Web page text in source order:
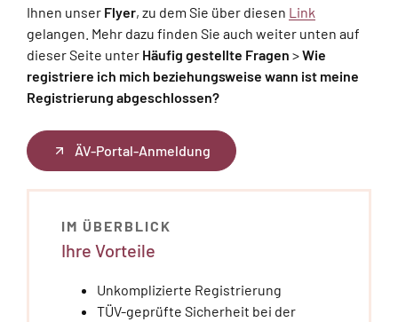
Ihnen unser Flyer, zu dem Sie über diesen Link
gelangen. Mehr dazu finden Sie auch weiter unten auf
dieser Seite unter Häufig gestellte Fragen >Wie
registriere ich mich beziehungsweise wann ist meine
Registrierung abgeschlossen?
ÄV-Portal-Anmeldung
IM ÜBERBLICK
Ihre Vorteile
Unkomplizierte Registrierung
TÜV-geprüfte Sicherheit bei der